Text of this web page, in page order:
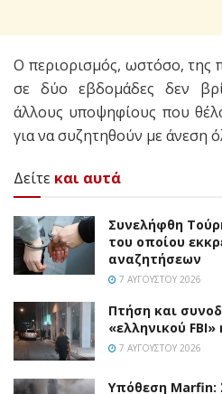
Ο περιορισμός, ωστόσο, της
σε δύο εβδομάδες δεν
άλλους υποψηφίους που
για να συζητηθούν με άνεση
Δείτε και αυτά
Συνελήφθη
του οποίου
αναζητήσεων
7 ΑΥΓΟΎΣΤΟΥ 2026
Πτήση και
«ελληνικού
7 ΑΥΓΟΎΣΤΟΥ 2026
Υπόθεση